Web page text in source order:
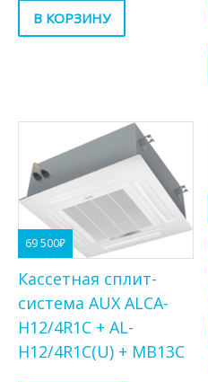
В КОРЗИНУ
69 500₽
Кассетная сплит-
система AUX ALCA-
H12/4R1C + AL-
H12/4R1C(U) + MB13C